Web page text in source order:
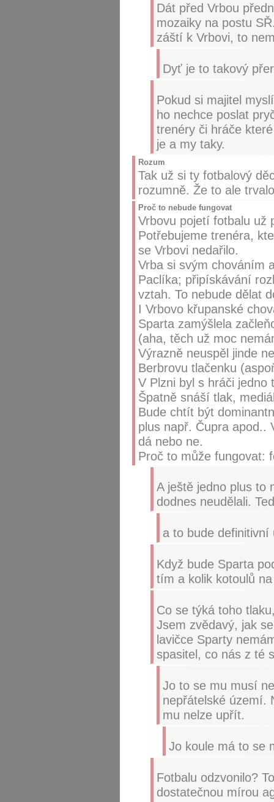
Dát před Vrbou
mozaiky na postu
záští k Vrbovi, to
Dyť je to takový
Pokud si majitel
ho nechce poslat
trenéry či hráče
je a my taky.
Rozum
Tak už si ty fotbalový
rozumně. Že to ale trvalo
Proč to nebude fungovat
Vrbovu pojetí fotbalu už
Potřebujeme trenéra,
se Vrbovi nedařilo.
Vrba si svým chováním
Paclíka; připískávání
vztah. To nebude dělat
I Vrbovo křupanské
Sparta zamýšlela
(aha, těch už moc
Výrazně neuspěl jinde
Berbrovu tlačenku
V Plzni byl s hráči jedno
Špatně snáší tlak,
Bude chtít být
plus např. Čupra apod..
dá nebo ne.
Proč to může fungovat:
A ještě jedno plus to
dodnes neudělali.
a to bude
Když bude Sparta
tím a kolik kotoulů
Co se týká toho
Jsem zvědavý, jak
lavičce Sparty
spasitel, co nás z té
Jo to se mu musí
nepřátelské území.
mu nelze upřít.
Jo koule má to se
Fotbalu odzvonilo?
dostatečnou mírou